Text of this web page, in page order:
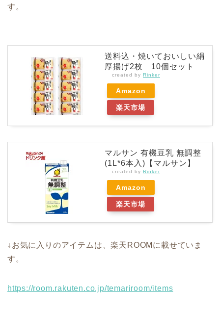
す。
送料込・焼いておいしい絹
厚揚げ2枚 10個セット
created by Rinker
Amazon
楽天市場
マルサン 有機豆乳 無調整
(1L*6本入)【マルサン】
created by Rinker
Amazon
楽天市場
↓お気に入りのアイテムは、楽天ROOMに載せていま
す。
https://room.rakuten.co.jp/temariroom/items